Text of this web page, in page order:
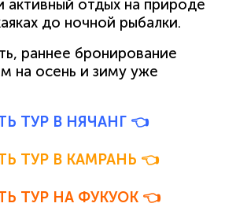
активный отдых на природе
до ночной рыбалки.
раннее бронирование
на осень и зиму уже
ТУР В НЯЧАНГ 👈
ТУР В КАМРАНЬ 👈
ТУР НА ФУКУОК 👈